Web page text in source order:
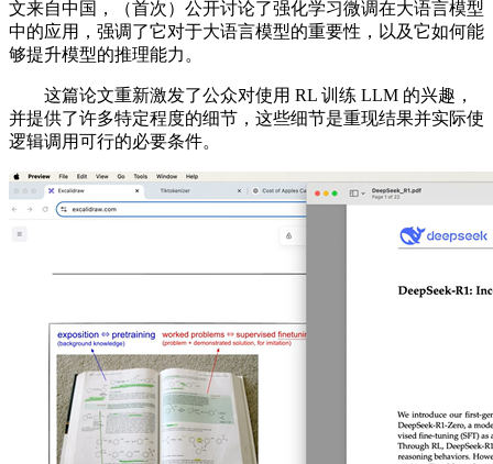
文来自中国，（首次）公开讨论了强化学习微调在大语言模型
中的应用，强调了它对于大语言模型的重要性，以及它如何能
够提升模型的推理能力。
这篇论文重新激发了公众对使用 RL 训练 LLM 的兴趣，
并提供了许多特定程度的细节，这些细节是重现结果并实际使
逻辑调用可行的必要条件。